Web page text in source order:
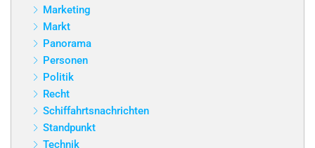
Marketing
Markt
Panorama
Personen
Politik
Recht
Schiffahrtsnachrichten
Standpunkt
Technik